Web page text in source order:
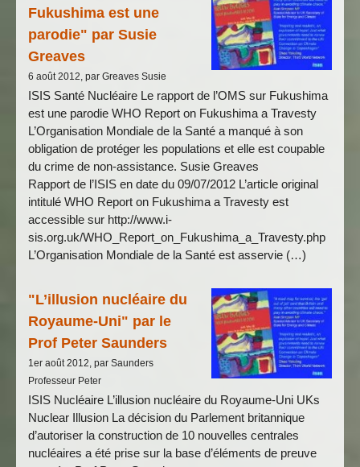
Fukushima est une
parodie" par Susie
Greaves
6 août 2012, par Greaves Susie
ISIS Santé Nucléaire Le rapport de l’OMS sur Fukushima
est une parodie WHO Report on Fukushima a Travesty
L’Organisation Mondiale de la Santé a manqué à son
obligation de protéger les populations et elle est coupable
du crime de non-assistance. Susie Greaves
Rapport de l’ISIS en date du 09/07/2012 L’article original
intitulé WHO Report on Fukushima a Travesty est
accessible sur http://www.i-
sis.org.uk/WHO_Report_on_Fukushima_a_Travesty.php
L’Organisation Mondiale de la Santé est asservie (…)
"L’illusion nucléaire du
Royaume-Uni" par le
Prof Peter Saunders
1er août 2012, par Saunders
Professeur Peter
ISIS Nucléaire L’illusion nucléaire du Royaume-Uni UKs
Nuclear Illusion La décision du Parlement britannique
d’autoriser la construction de 10 nouvelles centrales
nucléaires a été prise sur la base d’éléments de preuve